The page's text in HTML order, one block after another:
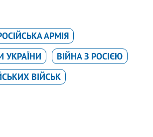
АРМІЯ
УКРАЇНИ
ВІЙНА З РОСІЄЮ
ВІЙСЬК